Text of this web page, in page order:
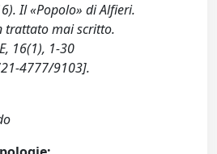
Il «Popolo» di Alfieri.
trattato mai scritto.
16(1), 1-30
4777/9103].